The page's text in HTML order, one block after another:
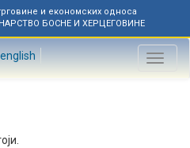
и економских односа
БОСНЕ И ХЕРЦЕГОВИНЕ
english
Toggle